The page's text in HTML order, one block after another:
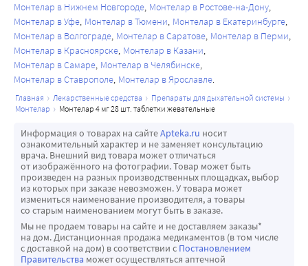
Монтелар в Нижнем Новгороде Монтелар в Ростове-на-Дону
Монтелар в Уфе Монтелар в Тюмени Монтелар в Екатеринбурге
Монтелар в Волгограде Монтелар в Саратове Монтелар в Перми
Монтелар в Красноярске Монтелар в Казани
Монтелар в Самаре Монтелар в Челябинске
Монтелар в Ставрополе Монтелар в Ярославле
главная лекарственные средства
препараты для дыхательной системы
монтелар
монтелар 4 мг 28 шт. таблетки жевательные
Информация о товарах на сайтеApteka.ru носит
ознакомительный характер и не заменяет консультацию
врача. Внешний вид товара может отличаться
от изображённого на фотографии. Товар может быть
произведен на разных производственных площадках, выбор
из которых при заказе невозможен. У товара может
измениться наименование производителя, а товары
со старым наименованием могут быть в заказе.
Мы не продаем товары на сайте и не доставляем заказы*
на дом. Дистанционная продажа медикаментов (в том числе
с доставкой на дом) в соответствии с Постановлением
Правительства может осуществляться аптечной